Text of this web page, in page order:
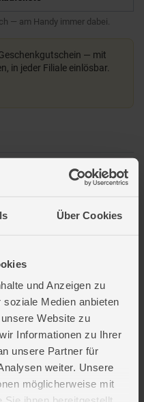
Über Cookies
und Anzeigen zu
Medien anbieten
Website zu
Informationen zu Ihrer
unsere Partner für
weiter. Unsere
möglicherweise mit
— am Handy immer dabei.
— mit
in jeder Filiale einlösbar.
Erste Hilfe - 42777
Im Erste-Hilfe-Koffer befindet
5 bis 12 Jahren